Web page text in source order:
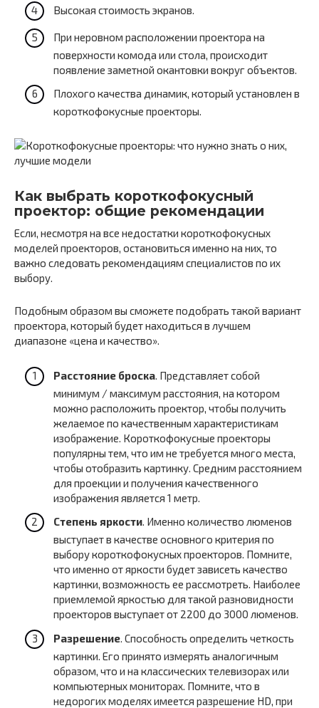
Высокая стоимость экранов.
При неровном расположении проектора на
поверхности комода или стола, происходит
появление заметной окантовки вокруг объектов.
Плохого качества динамик, который установлен в
короткофокусные проекторы.
Как выбрать короткофокусный
проектор: общие рекомендации
Если, несмотря на все недостатки короткофокусных
моделей проекторов, остановиться именно на них, то
важно следовать рекомендациям специалистов по их
выбору.
Подобным образом вы сможете подобрать такой вариант
проектора, который будет находиться в лучшем
диапазоне «цена и качество».
Расстояние броска . Представляет собой
минимум / максимум расстояния, на котором
можно расположить проектор, чтобы получить
желаемое по качественным характеристикам
изображение. Короткофокусные проекторы
популярны тем, что им не требуется много места,
чтобы отобразить картинку. Средним расстоянием
для проекции и получения качественного
изображения является 1 метр.
Степень яркости. Именно количество люменов
выступает в качестве основного критерия по
выбору короткофокусных проекторов. Помните,
что именно от яркости будет зависеть качество
картинки, возможность ее рассмотреть. Наиболее
приемлемой яркостью для такой разновидности
проекторов выступает от 2200 до 3000 люменов.
Разрешение . Способность определить четкость
картинки. Его принято измерять аналогичным
образом, что и на классических телевизорах или
компьютерных мониторах. Помните, что в
недорогих моделях имеется разрешение HD, при